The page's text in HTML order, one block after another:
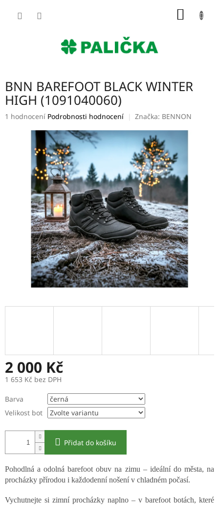
BNN BAREFOOT BLACK WINTER
HIGH (1091040060)
Průměrné
hvězdiček.
1 hodnocení Podrobnosti hodnocení Značka: BENNON
2 000 Kč
1 653 Kč bez DPH
cena:
Barva
Velikost bot
Přidat do košíku
Pohodlná a odolná barefoot obuv na zimu – ideální do města, na
procházky přírodou i každodenní nošení v chladném počasí.
Vychutnejte si zimní procházky naplno – v barefoot botách, které